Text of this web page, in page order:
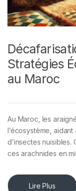
Stratégies
au Maroc
Au Maroc, les
l’écosystème,
d’insectes
ces arachnides en
Lire Plus